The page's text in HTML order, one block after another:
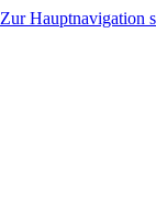
Zur Hauptnavigation